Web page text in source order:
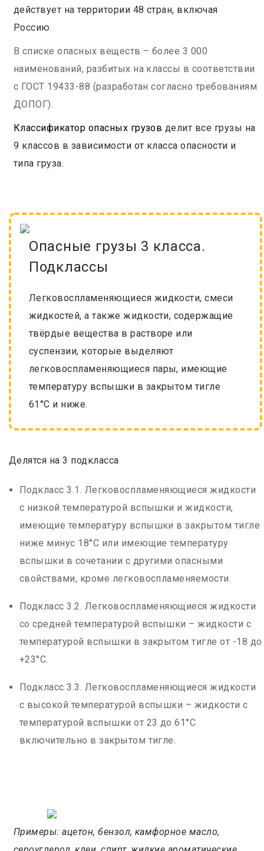
действует на территории 48 стран, включая
Россию.
В списке опасных веществ – более 3 000
наименований, разбитых на классы в соответствии
с ГОСТ 19433-88 (разработан согласно требованиям
ДОПОГ).
Классификатор опасных грузов делит все грузы на
9 классов в зависимости от класса опасности и
типа груза.
Опасные грузы 3 класса.
Подклассы
Легковоспламеняющиеся жидкости, смеси
жидкостей, а также жидкости, содержащие
твёрдые вещества в растворе или
суспензии, которые выделяют
легковоспламеняющиеся пары, имеющие
температуру вспышки в закрытом тигле
61°С и ниже.
Делятся на 3 подкласса
Подкласс 3.1. Легковоспламеняющиеся жидкости
с низкой температурой вспышки и жидкости,
имеющие температуру вспышки в закрытом тигле
ниже минус 18°С или имеющие температуру
вспышки в сочетании с другими опасными
свойствами, кроме легковоспламеняемости.
Подкласс 3.2. Легковоспламеняющиеся жидкости
со средней температурой вспышки – жидкости с
температурой вспышки в закрытом тигле от -18 до
+23°С.
Подкласс 3.3. Легковоспламеняющиеся жидкости
с высокой температурой вспышки – жидкости с
температурой вспышки от 23 до 61°С
включительно в закрытом тигле.
Примеры: ацетон, бензол, камфорное масло,